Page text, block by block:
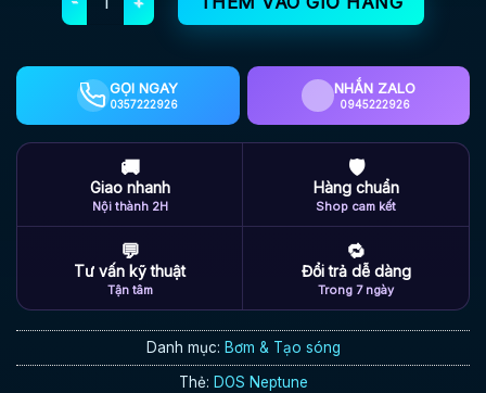
GỌI NGAY
0357222926
NHẮN ZALO
0945222926
🚚
Giao nhanh
Nội thành 2H
🛡
Hàng chuẩn
Shop cam kết
💬
Tư vấn kỹ thuật
Tận tâm
🔁
Đổi trả dễ dàng
Trong 7 ngày
Danh mục: Bơm & Tạo sóng
Thẻ: DOS Neptune